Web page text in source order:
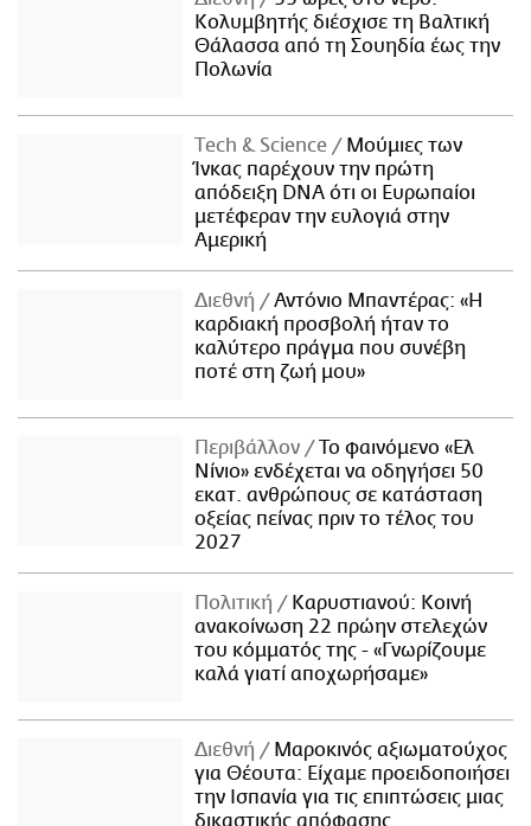
Κολυμβητής διέσχισε τη Βαλτική
Θάλασσα από τη Σουηδία έως την
Πολωνία
Τech & Science
Μούμιες των
Ίνκας παρέχουν την πρώτη
απόδειξη DNA ότι οι Ευρωπαίοι
μετέφεραν την ευλογιά στην
Αμερική
Διεθνή
Αντόνιο Μπαντέρας: «Η
καρδιακή προσβολή ήταν το
καλύτερο πράγμα που συνέβη
ποτέ στη ζωή μου»
Περιβάλλον
Το φαινόμενο «Ελ
Νίνιο» ενδέχεται να οδηγήσει 50
εκατ. ανθρώπους σε κατάσταση
οξείας πείνας πριν το τέλος του
2027
Πολιτική
Καρυστιανού: Κοινή
ανακοίνωση 22 πρώην στελεχών
του κόμματός της - «Γνωρίζουμε
καλά γιατί αποχωρήσαμε»
Διεθνή
Μαροκινός αξιωματούχος
για Θέουτα: Είχαμε προειδοποιήσει
την Ισπανία για τις επιπτώσεις μιας
δικαστικής απόφασης